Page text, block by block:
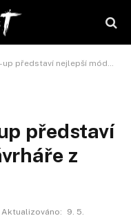
nejlepší módní návrháře z Ukrajiny
představí
z
Aktualizováno:
9. 5.